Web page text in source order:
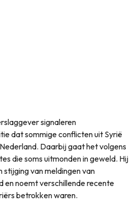
signaleren
dat sommige conflicten uit Syrië
Daarbij gaat het volgens
die soms uitmonden in geweld. Hij
van meldingen van
en noemt verschillende recente
betrokken waren.